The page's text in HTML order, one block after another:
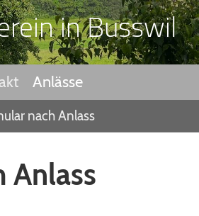
in Busswil
Anlässe
nach Anlass
Anlass